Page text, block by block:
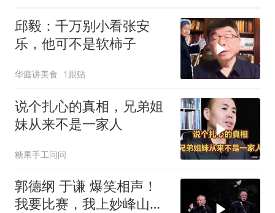
邱毅：千万别小看张安
乐，他可不是软柿子
华庭讲美食 1跟贴
说个扎心的真相，兄弟姐
妹从来不是一家人
糖果手工问问
郭德纲 于谦 爆笑相声！
我要比赛，我上妙峰山干